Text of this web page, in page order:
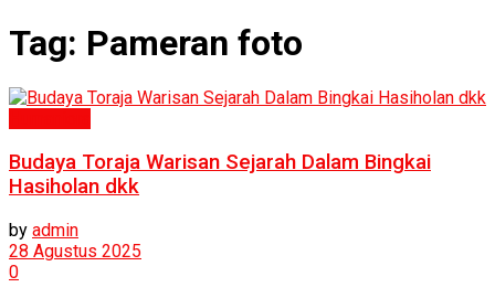
Tag: Pameran foto
Budaya Toraja Warisan Sejarah Dalam Bingkai
Hasiholan dkk
by admin
28 Agustus 2025
0